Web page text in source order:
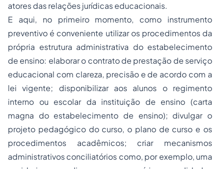
atores das relações jurídicas educacionais.
E aqui, no primeiro momento, como instrumento
preventivo é conveniente utilizar os procedimentos da
própria estrutura administrativa do estabelecimento
de ensino: elaborar o contrato de prestação de serviço
educacional com clareza, precisão e de acordo com a
lei vigente; disponibilizar aos alunos o regimento
interno ou escolar da instituição de ensino (carta
magna do estabelecimento de ensino); divulgar o
projeto pedagógico do curso, o plano de curso e os
procedimentos acadêmicos; criar mecanismos
administrativos conciliatórios como, por exemplo, uma